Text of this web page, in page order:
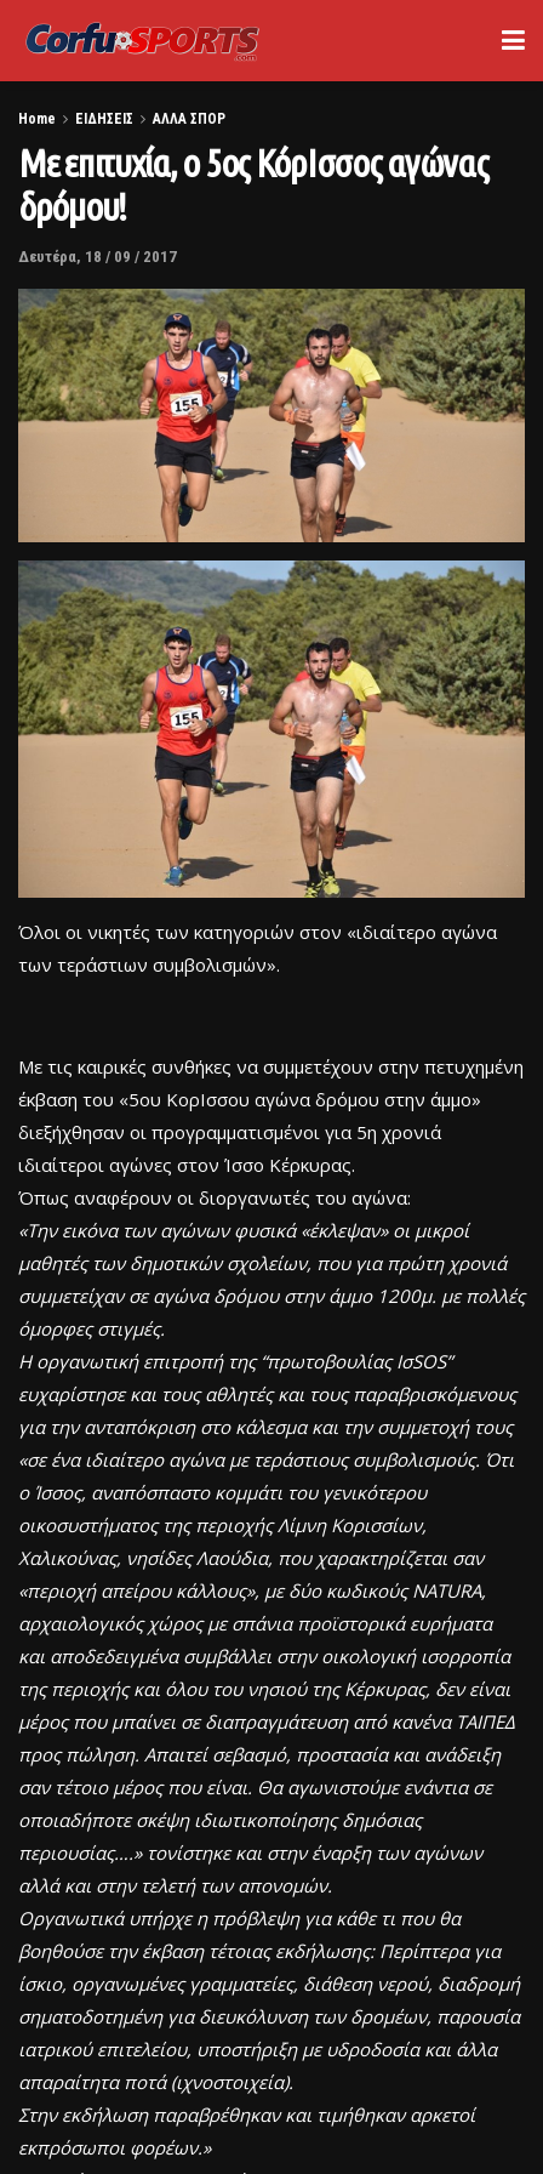
Home ΕΙΔΗΣΕΙΣ ΑΛΛΑ ΣΠΟΡ
Με επιτυχία, ο 5ος ΚόρΙσσος αγώνας
δρόμου!
Δευτέρα, 18 / 09 / 2017
Όλοι οι νικητές των κατηγοριών στον «ιδιαίτερο αγώνα
των τεράστιων συμβολισμών».
Με τις καιρικές συνθήκες να συμμετέχουν στην πετυχημένη
έκβαση του «5ου ΚορΙσσου αγώνα δρόμου στην άμμο»
διεξήχθησαν οι προγραμματισμένοι για 5η χρονιά
ιδιαίτεροι αγώνες στον Ίσσο Κέρκυρας.
Όπως αναφέρουν οι διοργανωτές του αγώνα:
«Την εικόνα των αγώνων φυσικά «έκλεψαν» οι μικροί
μαθητές των δημοτικών σχολείων, που για πρώτη χρονιά
συμμετείχαν σε αγώνα δρόμου στην άμμο 1200μ. με πολλές
όμορφες στιγμές.
Η οργανωτική επιτροπή της “πρωτοβουλίας ΙσSOS”
ευχαρίστησε και τους αθλητές και τους παραβρισκόμενους
για την ανταπόκριση στο κάλεσμα και την συμμετοχή τους
«σε ένα ιδιαίτερο αγώνα με τεράστιους συμβολισμούς. Ότι
ο Ίσσος, αναπόσπαστο κομμάτι του γενικότερου
οικοσυστήματος της περιοχής Λίμνη Κορισσίων,
Χαλικούνας, νησίδες Λαούδια, που χαρακτηρίζεται σαν
«περιοχή απείρου κάλλους», με δύο κωδικούς NATURA,
αρχαιολογικός χώρος με σπάνια προϊστορικά ευρήματα
και αποδεδειγμένα συμβάλλει στην οικολογική ισορροπία
της περιοχής και όλου του νησιού της Κέρκυρας, δεν είναι
μέρος που μπαίνει σε διαπραγμάτευση από κανένα ΤΑΙΠΕΔ
προς πώληση. Απαιτεί σεβασμό, προστασία και ανάδειξη
σαν τέτοιο μέρος που είναι. Θα αγωνιστούμε ενάντια σε
οποιαδήποτε σκέψη ιδιωτικοποίησης δημόσιας
περιουσίας….» τονίστηκε και στην έναρξη των αγώνων
αλλά και στην τελετή των απονομών.
Οργανωτικά υπήρχε η πρόβλεψη για κάθε τι που θα
βοηθούσε την έκβαση τέτοιας εκδήλωσης: Περίπτερα για
ίσκιο, οργανωμένες γραμματείες, διάθεση νερού, διαδρομή
σηματοδοτημένη για διευκόλυνση των δρομέων, παρουσία
ιατρικού επιτελείου, υποστήριξη με υδροδοσία και άλλα
απαραίτητα ποτά (ιχνοστοιχεία).
Στην εκδήλωση παραβρέθηκαν και τιμήθηκαν αρκετοί
εκπρόσωποι φορέων.»